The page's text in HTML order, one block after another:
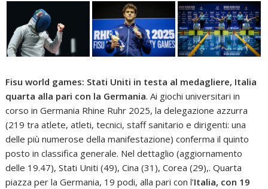
Fisu world games: Stati Uniti in testa al medagliere, Italia
quarta alla pari con la Germania. Ai giochi universitari in
corso in Germania Rhine Ruhr 2025, la delegazione azzurra
(219 tra atlete, atleti, tecnici, staff sanitario e dirigenti: una
delle più numerose della manifestazione) conferma il quinto
posto in classifica generale. Nel dettaglio (aggiornamento
delle 19.47), Stati Uniti (49), Cina (31), Corea (29),. Quarta
piazza per la Germania, 19 podi, alla pari con l’Italia, con 19